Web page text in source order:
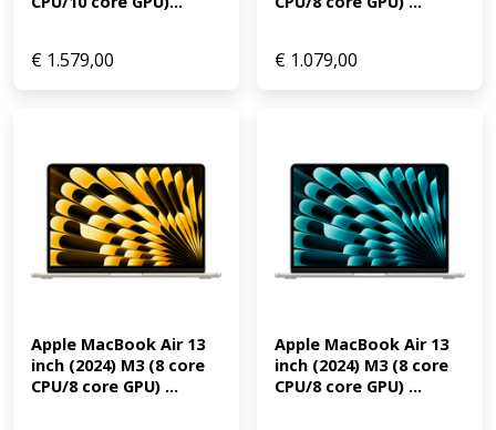
€ 1.579,00 € 1.079,00
Apple MacBook Air 13
inch (2024) M3 (8 core
CPU/8 core GPU) ...
Apple MacBook Air 13
inch (2024) M3 (8 core
CPU/8 core GPU) ...